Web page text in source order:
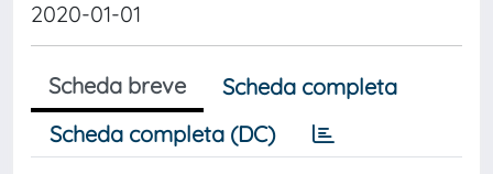
2020-01-01
Scheda breve
Scheda completa
Scheda completa (DC)